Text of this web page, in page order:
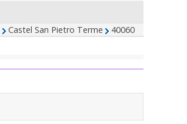
Castel San Pietro Terme 40060